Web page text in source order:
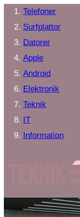
Telefoner
Surfplattor
Datorer
Apple
Android
Elektronik
Teknik
IT
Information